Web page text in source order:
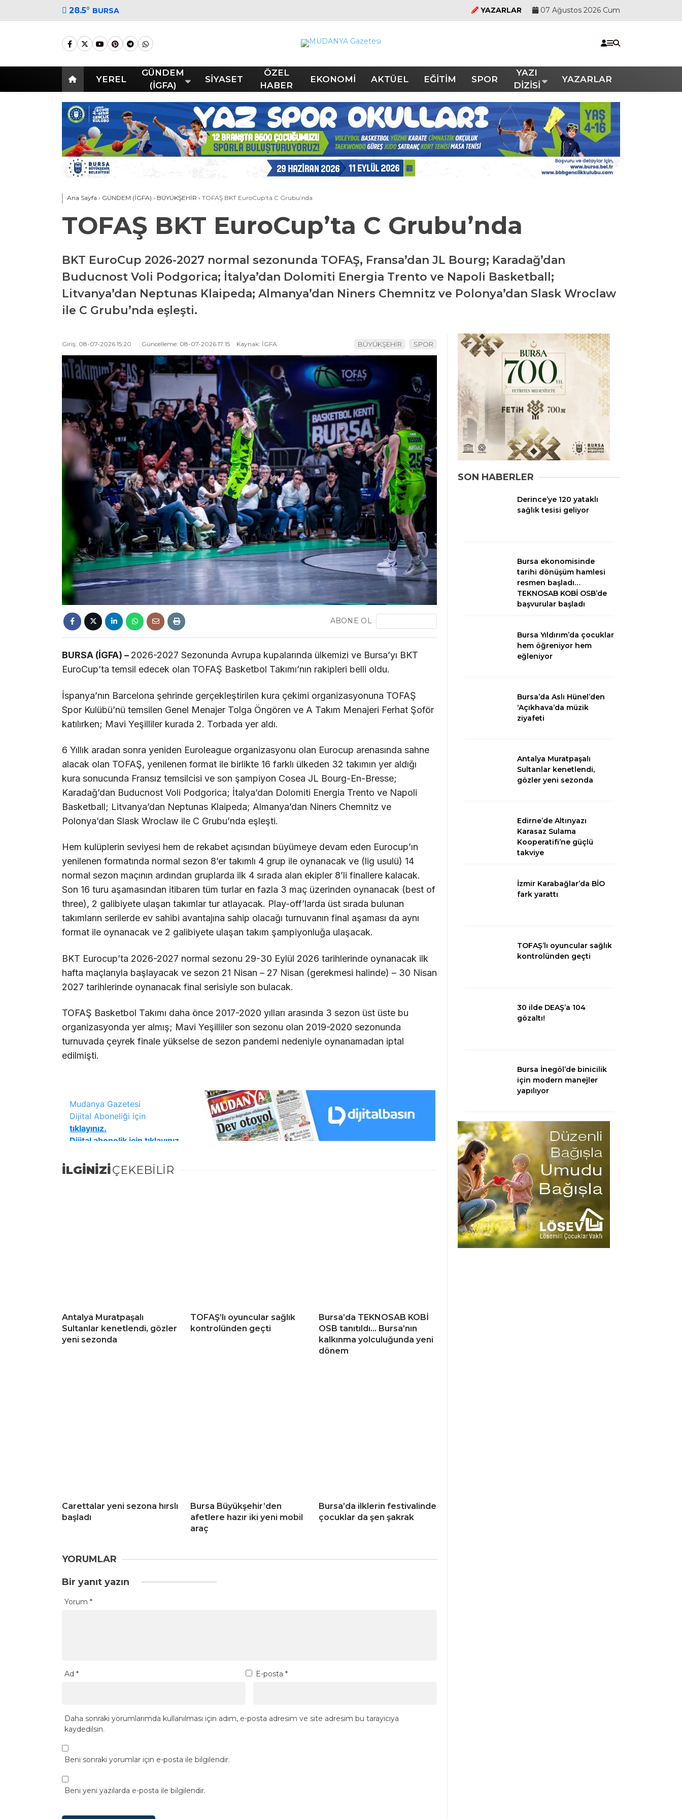
SİYASET
EKONOMİ
AKTÜEL
YAZI DİZİSİ
İhbar Hattı
28.5° BURSA YAZARLAR 07 Ağustos 2026 Cum
YEREL
GÜNDEM
(İGFA)
SİYASET
ÖZEL
HABER
EKONOMİ AKTÜEL EĞİTİM SPOR
YAZI
DİZİSİ
YAZARLAR
Ana Sayfa › GÜNDEM (İGFA) › BÜYÜKŞEHİR › TOFAŞ BKT EuroCup’ta C Grubu’nda
TOFAŞ BKT EuroCup’ta C Grubu’nda
BKT EuroCup 2026-2027 normal sezonunda TOFAŞ, Fransa’dan JL Bourg; Karadağ’dan
Buducnost Voli Podgorica; İtalya’dan Dolomiti Energia Trento ve Napoli Basketball;
Litvanya’dan Neptunas Klaipeda; Almanya’dan Niners Chemnitz ve Polonya’dan Slask Wroclaw
ile C Grubu’nda eşleşti.
Giriş: 08-07-2026 15:20 Güncelleme: 08-07-2026 17:15 Kaynak: İGFA BÜYÜKŞEHİR SPOR
ABONE OL
BURSA (İGFA) – 2026-2027 Sezonunda Avrupa kupalarında ülkemizi ve Bursa’yı BKT
EuroCup’ta temsil edecek olan TOFAŞ Basketbol Takımı’nın rakipleri belli oldu.
İspanya’nın Barcelona şehrinde gerçekleştirilen kura çekimi organizasyonuna TOFAŞ
Spor Kulübü’nü temsilen Genel Menajer Tolga Öngören ve A Takım Menajeri Ferhat Şoför
katılırken; Mavi Yeşilliler kurada 2. Torbada yer aldı.
6 Yıllık aradan sonra yeniden Euroleague organizasyonu olan Eurocup arenasında sahne
alacak olan TOFAŞ, yenilenen format ile birlikte 16 farklı ülkeden 32 takımın yer aldığı
kura sonucunda Fransız temsilcisi ve son şampiyon Cosea JL Bourg-En-Bresse;
Karadağ’dan Buducnost Voli Podgorica; İtalya’dan Dolomiti Energia Trento ve Napoli
Basketball; Litvanya’dan Neptunas Klaipeda; Almanya’dan Niners Chemnitz ve
Polonya’dan Slask Wroclaw ile C Grubu’nda eşleşti.
Hem kulüplerin seviyesi hem de rekabet açısından büyümeye devam eden Eurocup’ın
yenilenen formatında normal sezon 8’er takımlı 4 grup ile oynanacak ve (lig usulü) 14
normal sezon maçının ardından gruplarda ilk 4 sırada alan ekipler 8’li finallere kalacak.
Son 16 turu aşamasından itibaren tüm turlar en fazla 3 maç üzerinden oynanacak (best of
three), 2 galibiyete ulaşan takımlar tur atlayacak. Play-off’larda üst sırada bulunan
takımların serilerde ev sahibi avantajına sahip olacağı turnuvanın final aşaması da aynı
format ile oynanacak ve 2 galibiyete ulaşan takım şampiyonluğa ulaşacak.
BKT Eurocup’ta 2026-2027 normal sezonu 29-30 Eylül 2026 tarihlerinde oynanacak ilk
hafta maçlarıyla başlayacak ve sezon 21 Nisan – 27 Nisan (gerekmesi halinde) – 30 Nisan
2027 tarihlerinde oynanacak final serisiyle son bulacak.
TOFAŞ Basketbol Takımı daha önce 2017-2020 yılları arasında 3 sezon üst üste bu
organizasyonda yer almış; Mavi Yeşilliler son sezonu olan 2019-2020 sezonunda
turnuvada çeyrek finale yükselse de sezon pandemi nedeniyle oynanamadan iptal
edilmişti.
İLGİNİZİÇEKEBİLİR
Antalya Muratpaşalı
Sultanlar kenetlendi, gözler
yeni sezonda
TOFAŞ’lı oyuncular sağlık
kontrolünden geçti
Bursa’da TEKNOSAB KOBİ
OSB tanıtıldı… Bursa’nın
kalkınma yolculuğunda yeni
dönem
Carettalar yeni sezona hırslı
başladı
Bursa Büyükşehir’den
afetlere hazır iki yeni mobil
araç
Bursa’da ilklerin festivalinde
çocuklar da şen şakrak
YORUMLAR
Bir yanıt yazın
Yorum *
Ad * E-posta *
Daha sonraki yorumlarımda kullanılması için adım, e-posta adresim ve site adresim bu tarayıcıya
kaydedilsin.
Beni sonraki yorumlar için e-posta ile bilgilendir.
Beni yeni yazılarda e-posta ile bilgilendir.
SON HABERLER
Derince’ye 120 yataklı
sağlık tesisi geliyor
Bursa ekonomisinde
tarihi dönüşüm hamlesi
resmen başladı…
TEKNOSAB KOBİ OSB’de
başvurular başladı
Bursa Yıldırım’da çocuklar
hem öğreniyor hem
eğleniyor
Bursa’da Aslı Hünel’den
‘Açıkhava’da müzik
ziyafeti
Antalya Muratpaşalı
Sultanlar kenetlendi,
gözler yeni sezonda
Edirne’de Altınyazı
Karasaz Sulama
Kooperatifi’ne güçlü
takviye
İzmir Karabağlar’da BİO
fark yarattı
TOFAŞ’lı oyuncular sağlık
kontrolünden geçti
30 ilde DEAŞ’a 104
gözaltı!
Bursa İnegöl’de binicilik
için modern manejler
yapılıyor